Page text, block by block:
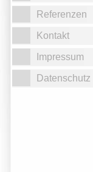
Referenzen
Kontakt
Impressum
Datenschutz